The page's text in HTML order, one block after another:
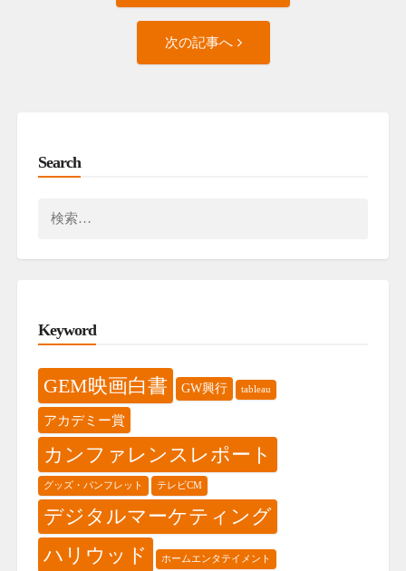
navigation
次の記事へ
Search
Keyword
GEM映画白書 GW興行 tableau
アカデミー賞
カンファレンスレポート
グッズ・パンフレット テレビCM
デジタルマーケティング
ハリウッド ホームエンタテイメント